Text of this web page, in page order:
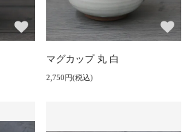
マグカップ 丸 白
2,750円(税込)